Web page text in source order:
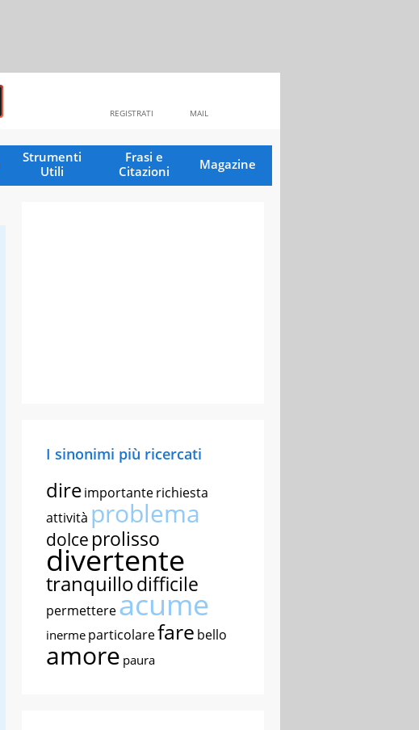
MAIL
REGISTRATI
Strumenti
Utili
Frasi e
Citazioni
Magazine
I sinonimi più ricercati
direimportanterichiesta
attività problema
dolce prolisso
divertente
tranquillodifficile
permettereacume
inerme particolarefare bello
amore paura